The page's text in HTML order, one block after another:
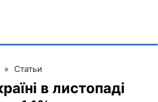
» Статьи
в листопаді